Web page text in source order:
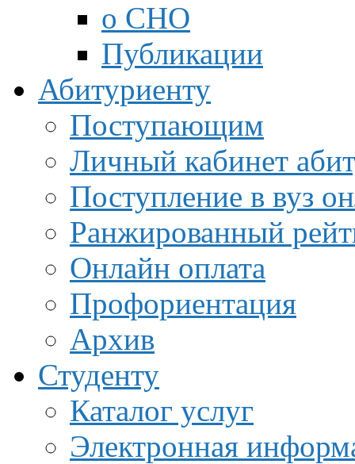
о СНО
Публикации
Абитуриенту
Поступающим
Личный кабинет
Поступление в вуз
Ранжированный
Онлайн оплата
Профориентация
Архив
Студенту
Каталог услуг
Электронная